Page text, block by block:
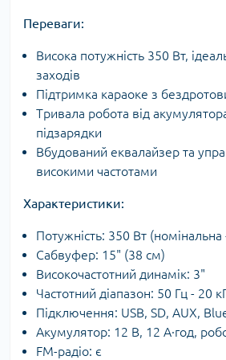
Переваги:
Висока потужність 350 Вт,
заходів
Підтримка караоке з
Тривала робота від
підзарядки
Вбудований еквалайзер та
високими частотами
Характеристики:
Потужність: 350 Вт (номінальна
Сабвуфер: 15" (38 см)
Високочастотний динамік: 3"
Частотний діапазон: 50 Гц - 20
Підключення: USB, SD, AUX,
Акумулятор: 12 В, 12 А·год,
FM-радіо: є